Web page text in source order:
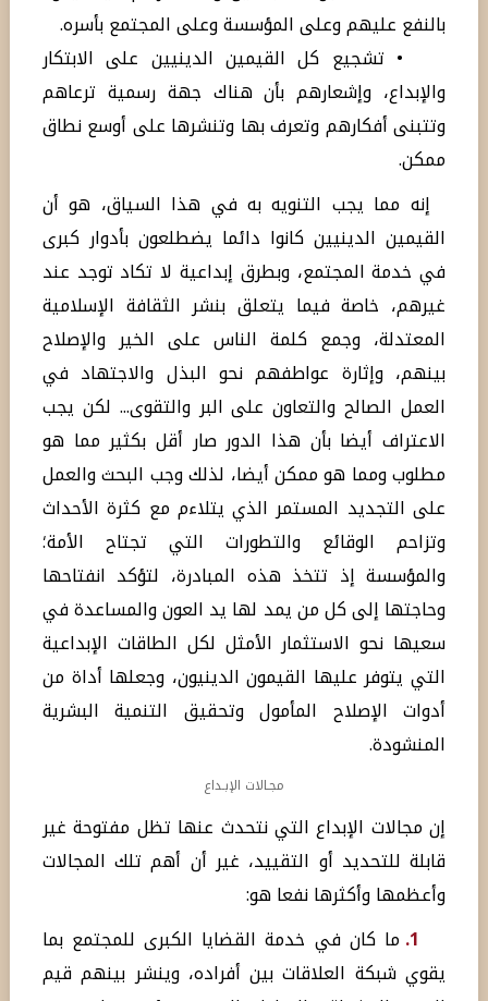
بالنفع عليهم وعلى المؤسسة وعلى المجتمع بأسره.
• تشجيع كل القيمين الدينيين على الابتكار
والإبداع، وإشعارهم بأن هناك جهة رسمية ترعاهم
وتتبنى أفكارهم وتعرف بها وتنشرها على أوسع نطاق
ممكن.
إنه مما يجب التنويه به في هذا السياق، هو أن
القيمين الدينيين كانوا دائما يضطلعون بأدوار كبرى
في خدمة المجتمع، وبطرق إبداعية لا تكاد توجد عند
غيرهم، خاصة فيما يتعلق بنشر الثقافة الإسلامية
المعتدلة، وجمع كلمة الناس على الخير والإصلاح
بينهم، وإثارة عواطفهم نحو البذل والاجتهاد في
العمل الصالح والتعاون على البر والتقوى... لكن يجب
الاعتراف أيضا بأن هذا الدور صار أقل بكثير مما هو
مطلوب ومما هو ممكن أيضا، لذلك وجب البحث والعمل
على التجديد المستمر الذي يتلاءم مع كثرة الأحداث
وتزاحم الوقائع والتطورات التي تجتاح الأمة؛
والمؤسسة إذ تتخذ هذه المبادرة، لتؤكد انفتاحها
وحاجتها إلى كل من يمد لها يد العون والمساعدة في
سعيها نحو الاستثمار الأمثل لكل الطاقات الإبداعية
التي يتوفر عليها القيمون الدينيون، وجعلها أداة من
أدوات الإصلاح المأمول وتحقيق التنمية البشرية
المنشودة.
مجـالات الإبـداع
إن مجالات الإبداع التي نتحدث عنها تظل مفتوحة غير
قابلة للتحديد أو التقييد، غير أن أهم تلك المجالات
وأعظمها وأكثرها نفعا هو:
1. ما كان في خدمة القضايا الكبرى للمجتمع بما
يقوي شبكة العلاقات بين أفراده، وينشر بينهم قيم